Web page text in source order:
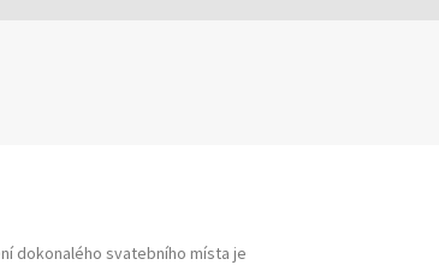
dokonalého svatebního místa je